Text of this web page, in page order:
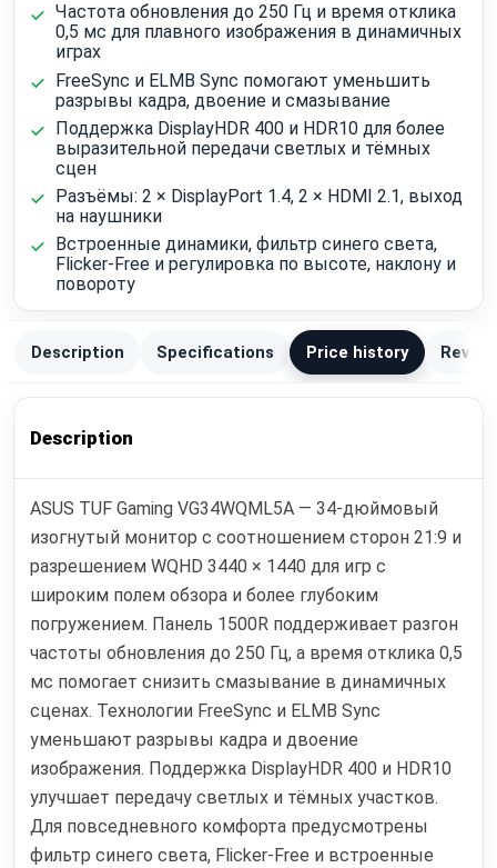
Частота обновления до 250 Гц и время отклика
0,5 мс для плавного изображения в динамичных
играх
FreeSync и ELMB Sync помогают уменьшить
разрывы кадра, двоение и смазывание
Поддержка DisplayHDR 400 и HDR10 для более
выразительной передачи светлых и тёмных
сцен
Разъёмы: 2 × DisplayPort 1.4, 2 × HDMI 2.1, выход
на наушники
Встроенные динамики, фильтр синего света,
Flicker-Free и регулировка по высоте, наклону и
повороту
Description Specifications Price history
Description
ASUS TUF Gaming VG34WQML5A — 34-дюймовый
изогнутый монитор с соотношением сторон 21:9 и
разрешением WQHD 3440 × 1440 для игр с
широким полем обзора и более глубоким
погружением. Панель 1500R поддерживает разгон
частоты обновления до 250 Гц, а время отклика 0,5
мс помогает снизить смазывание в динамичных
сценах. Технологии FreeSync и ELMB Sync
уменьшают разрывы кадра и двоение
изображения. Поддержка DisplayHDR 400 и HDR10
улучшает передачу светлых и тёмных участков.
Для повседневного комфорта предусмотрены
фильтр синего света, Flicker-Free и встроенные